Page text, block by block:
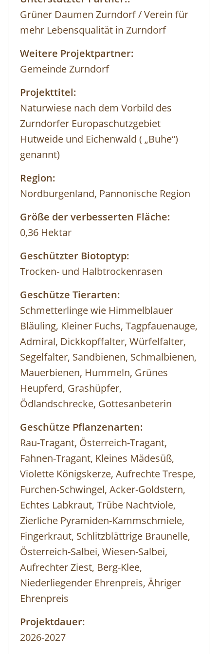
Grüner Daumen Zurndorf / Verein für
mehr Lebensqualität in Zurndorf
Weitere Projektpartner:
Gemeinde Zurndorf
Projekttitel:
Naturwiese nach dem Vorbild des
Zurndorfer Europaschutzgebiet
Hutweide und Eichenwald ( „Buhe“)
genannt)
Region:
Nordburgenland, Pannonische Region
Größe der verbesserten Fläche:
0,36 Hektar
Geschützter Biotoptyp:
Trocken- und Halbtrockenrasen
Geschütze Tierarten:
Schmetterlinge wie Himmelblauer
Bläuling, Kleiner Fuchs, Tagpfauenauge,
Admiral, Dickkopffalter, Würfelfalter,
Segelfalter, Sandbienen, Schmalbienen,
Mauerbienen, Hummeln, Grünes
Heupferd, Grashüpfer,
Ödlandschrecke, Gottesanbeterin
Geschütze Pflanzenarten:
Rau-Tragant, Österreich-Tragant,
Fahnen-Tragant, Kleines Mädesüß,
Violette Königskerze, Aufrechte Trespe,
Furchen-Schwingel, Acker-Goldstern,
Echtes Labkraut, Trübe Nachtviole,
Zierliche Pyramiden-Kammschmiele,
Fingerkraut, Schlitzblättrige Braunelle,
Österreich-Salbei, Wiesen-Salbei,
Aufrechter Ziest, Berg-Klee,
Niederliegender Ehrenpreis, Ähriger
Ehrenpreis
Projektdauer:
2026-2027